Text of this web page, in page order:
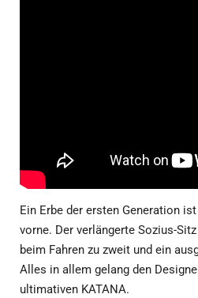
Ein Erbe der ersten Generation
vorne. Der verlängerte Sozius-
beim Fahren zu zweit und ein
Alles in allem gelang den
ultimativen KATANA.